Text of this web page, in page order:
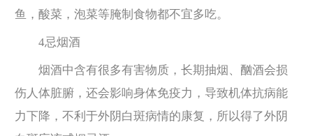
鱼，酸菜，泡菜等腌制食物都不宜多吃。
4忌烟酒
烟酒中含有很多有害物质，长期抽烟、酗酒会损
伤人体脏腑，还会影响身体免疫力，导致机体抗病能
力下降，不利于外阴白斑病情的康复，所以得了外阴